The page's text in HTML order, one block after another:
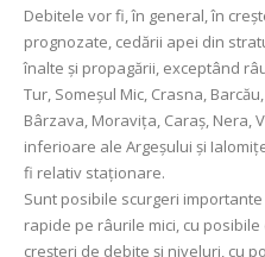
Debitele vor fi, în general, în
prognozate, cedării apei din
înalte și propagării, exceptând
Tur, Someșul Mic, Crasna,
Bârzava, Moravița, Caraș, Nera,
inferioare ale Argeșului și
fi relativ staționare.
Sunt posibile scurgeri
rapide pe râurile mici, cu
creșteri de debite și niveluri, cu